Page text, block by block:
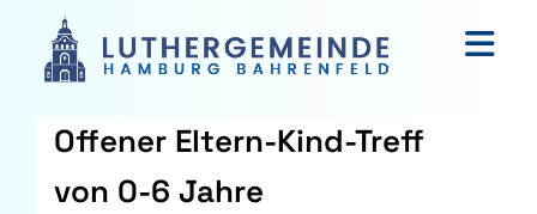
Offener Eltern-Kind-Treff
von 0-6 Jahre